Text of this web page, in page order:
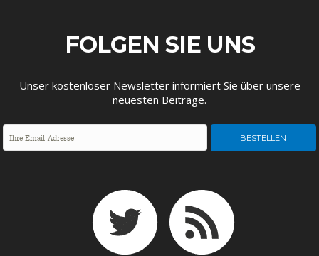
FOLGEN SIE UNS
Unser kostenloser Newsletter informiert Sie über unsere
neuesten Beiträge.